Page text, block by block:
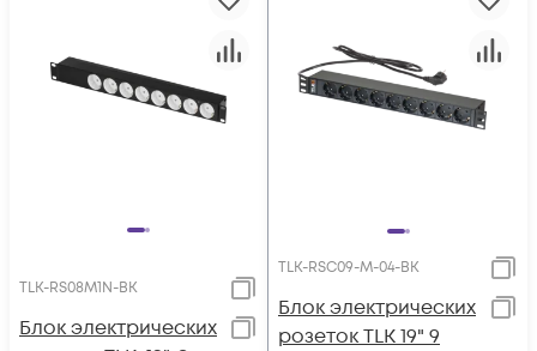
TLK-RS08M1N-BK
Блок электрических
TLK-RSC09-M-04-BK
Блок электрических
розеток TLK 19" 9